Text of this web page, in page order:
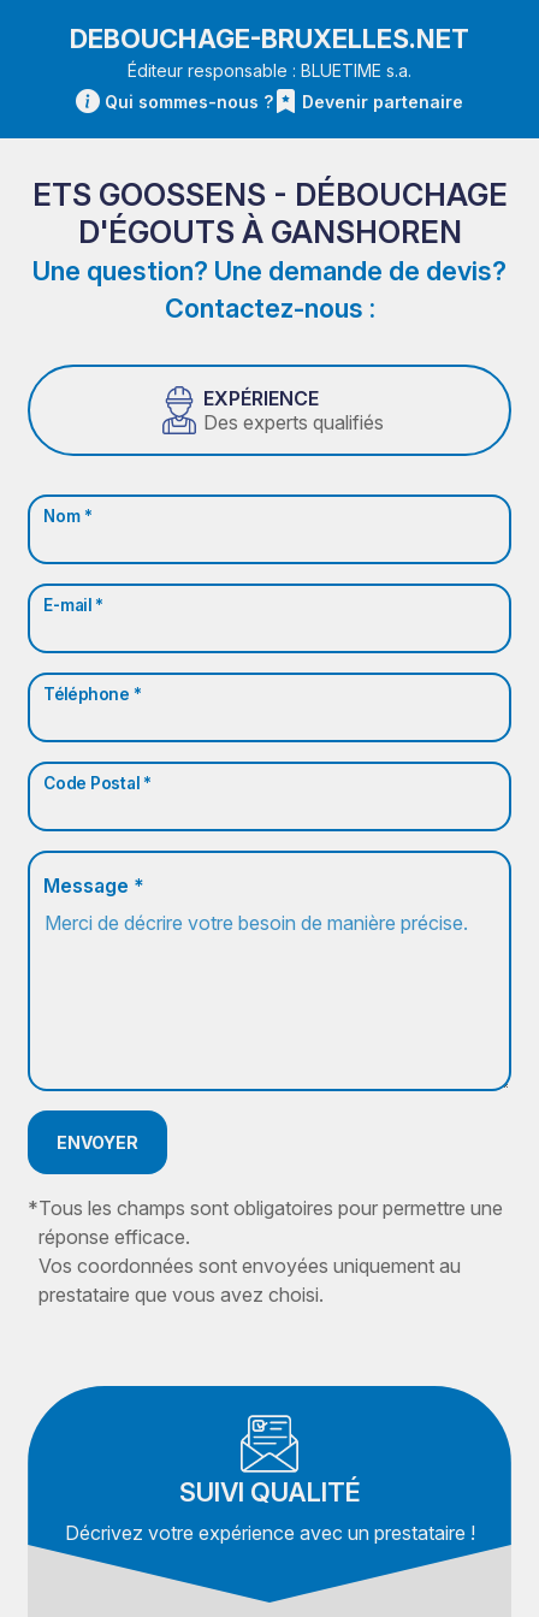
DEBOUCHAGE-BRUXELLES.NET
Éditeur responsable : BLUETIME s.a.
Qui sommes-nous ?
Devenir partenaire
ETS GOOSSENS - DÉBOUCHAGE
D'ÉGOUTS À GANSHOREN
Une question? Une demande de devis?
Contactez-nous :
EXPÉRIENCE
Des experts qualifiés
Nom *
E-mail *
Téléphone *
Code Postal *
Message *
ENVOYER
*Tous les champs sont obligatoires pour permettre une
réponse efficace.
Vos coordonnées sont envoyées uniquement au
prestataire que vous avez choisi.
SUIVI QUALITÉ
Décrivez votre expérience avec un prestataire !